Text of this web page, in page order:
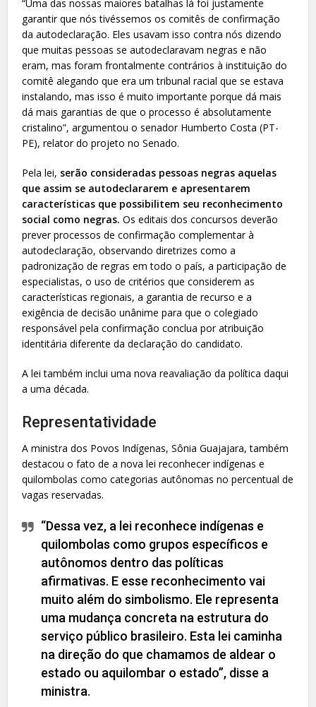
“Uma das nossas maiores batalhas lá foi justamente
garantir que nós tivéssemos os comitês de confirmação
da autodeclaração. Eles usavam isso contra nós dizendo
que muitas pessoas se autodeclaravam negras e não
eram, mas foram frontalmente contrários à instituição do
comitê alegando que era um tribunal racial que se estava
instalando, mas isso é muito importante porque dá mais
dá mais garantias de que o processo é absolutamente
cristalino”, argumentou o senador Humberto Costa (PT-
PE), relator do projeto no Senado.
Pela lei, serão consideradas pessoas negras aquelas
que assim se autodeclararem e apresentarem
características que possibilitem seu reconhecimento
social como negras.Os editais dos concursos deverão
prever processos de confirmação complementar à
autodeclaração, observando diretrizes como a
padronização de regras em todo o país, a participação de
especialistas, o uso de critérios que considerem as
características regionais, a garantia de recurso e a
exigência de decisão unânime para que o colegiado
responsável pela confirmação conclua por atribuição
identitária diferente da declaração do candidato.
A lei também inclui uma nova reavaliação da política daqui
a uma década.
Representatividade
A ministra dos Povos Indígenas, Sônia Guajajara, também
destacou o fato de a nova lei reconhecer indígenas e
quilombolas como categorias autônomas no percentual de
vagas reservadas.
“Dessa vez, a lei reconhece indígenas e
quilombolas como grupos específicos e
autônomos dentro das políticas
afirmativas. E esse reconhecimento vai
muito além do simbolismo. Ele representa
uma mudança concreta na estrutura do
serviço público brasileiro. Esta lei caminha
na direção do que chamamos de aldear o
estado ou aquilombar o estado”, disse a
ministra.